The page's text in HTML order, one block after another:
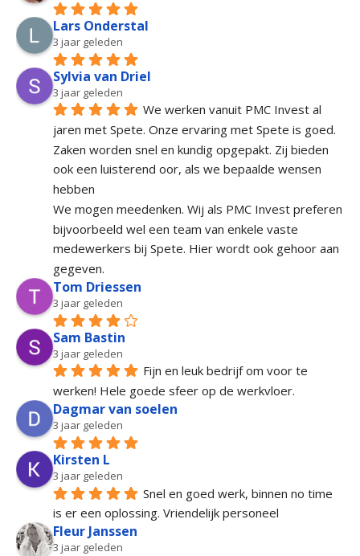
Lars Onderstal
3 jaar geleden
Sylvia van Driel
3 jaar geleden
We werken vanuit PMC Invest al
jaren met Spete. Onze ervaring met Spete is goed.
Zaken worden snel en kundig opgepakt. Zij bieden
ook een luisterend oor, als we bepaalde wensen
hebben
We mogen meedenken. Wij als PMC Invest preferen
bijvoorbeeld wel een team van enkele vaste
medewerkers bij Spete. Hier wordt ook gehoor aan
gegeven.
Tom Driessen
3 jaar geleden
Sam Bastin
3 jaar geleden
Fijn en leuk bedrijf om voor te
werken! Hele goede sfeer op de werkvloer.
Dagmar van soelen
3 jaar geleden
Kirsten L
3 jaar geleden
Snel en goed werk, binnen no time
is er een oplossing. Vriendelijk personeel
Fleur Janssen
3 jaar geleden